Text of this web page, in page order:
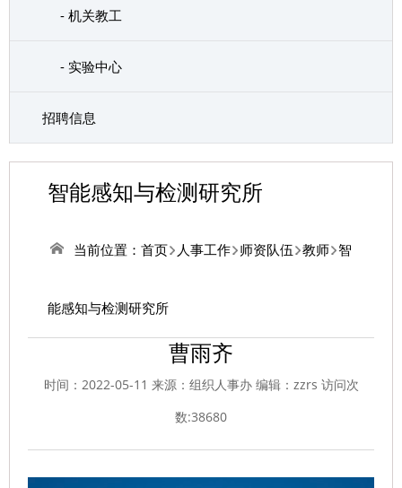
- 机关教工
- 实验中心
招聘信息
智能感知与检测研究所
当前位置： 首页 人事工作 师资队伍 教师 智
能感知与检测研究所
曹雨齐
时间：2022-05-11 来源：组织人事办 编辑：zzrs 访问次
数:38680